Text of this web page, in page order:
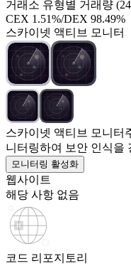
거래소 유형별 거래량
CEX 1.51%/DEX 98.49%
스카이넷 액티브 모니터
스카이넷 액티브 모니터
니터링하여 보안 인식을
모니터링 활성화
웹사이트
해당 사항 없음
코드 리포지토리